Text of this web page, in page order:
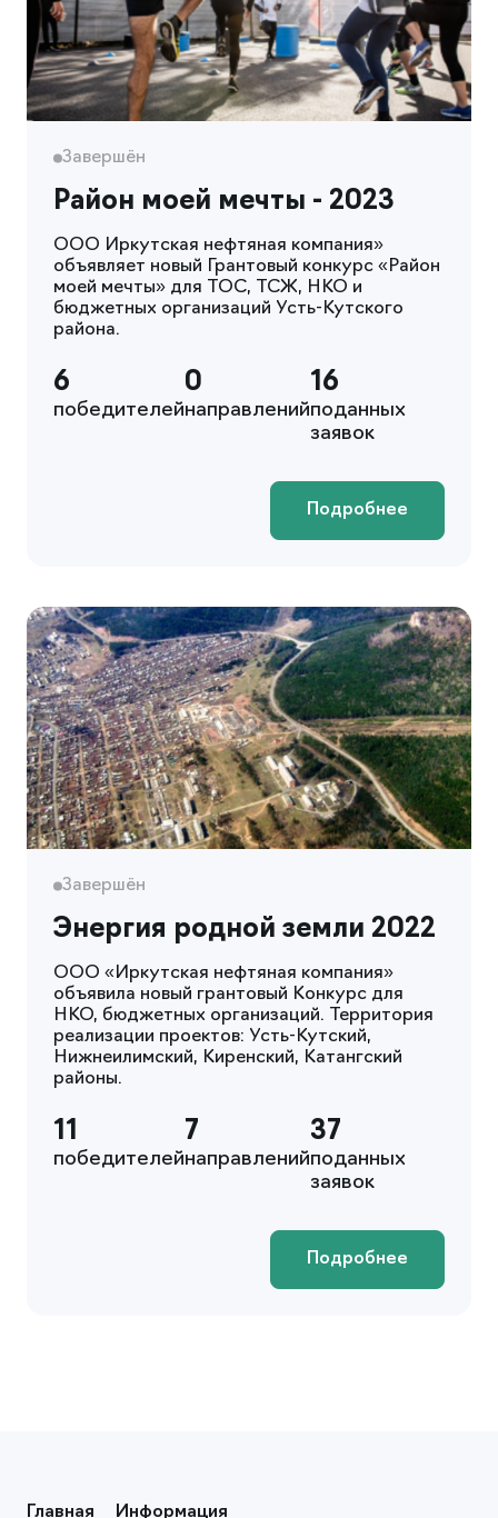
Завершён
Район моей мечты - 2023
ООО Иркутская нефтяная компания»
объявляет новый Грантовый конкурс «Район
моей мечты» для ТОС, ТСЖ, НКО и
бюджетных организаций Усть-Кутского
района.
6
победителей
0
направлений
16
поданных
заявок
Подробнее
Завершён
Энергия родной земли 2022
ООО «Иркутская нефтяная компания»
объявила новый грантовый Конкурс для
НКО, бюджетных организаций. Территория
реализации проектов: Усть-Кутский,
Нижнеилимский, Киренский, Катангский
районы.
11
победителей
7
направлений
37
поданных
заявок
Подробнее
Главная Информация